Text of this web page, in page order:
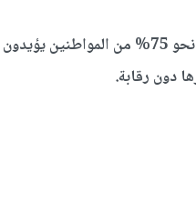
وأظهر استطلاع رأي أميركي حديث أن